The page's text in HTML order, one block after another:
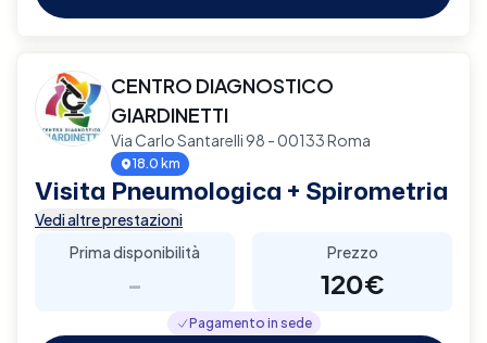
CENTRO DIAGNOSTICO
GIARDINETTI
Via Carlo Santarelli 98 - 00133 Roma
18.0 km
Visita Pneumologica + Spirometria
Vedi altre prestazioni
Prima disponibilità
-
Prezzo
120€
Pagamento in sede